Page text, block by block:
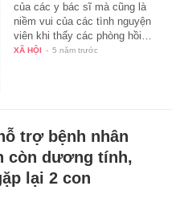
của các y bác sĩ mà cũng là
niềm vui của các tình nguyện
viên khi thấy các phòng hồi…
XÃ HỘI - 5 năm trước
trợ bệnh nhân
còn dương tính,
lại 2 con